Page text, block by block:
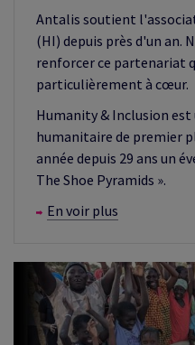
Antalis soutient
(HI) depuis près d'un an.
renforcer ce partenariat
particulièrement à cœur.
Humanity & Inclusion
humanitaire de premier
année depuis 29 ans un
The Shoe Pyramids ».
En voir plus